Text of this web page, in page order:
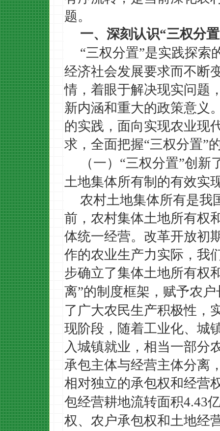
题。
一、深刻认识“三权分置
“三权分置”是实践探索
经济社会发展要求而不断
情，着眼于解决现实问题
新内涵和重大的政策意义
的实践，面向实现农业现
求，全面把握“三权分置”
（一） “三权分置”创新
土地集体所有制的有效实
农村土地集体所有是我
前，农村集体土地所有权
体统一经营。改革开放初
作的农业生产力实际，我
步确立了集体土地所有权
离”的制度框架，赋予农
了广大农民生产积极性，
现阶段，随着工业化、城
入城镇就业，相当一部分
承包主体与经营主体分离
相对独立的承包权和经营
包经营耕地流转面积4.43
权、农户承包权和土地经